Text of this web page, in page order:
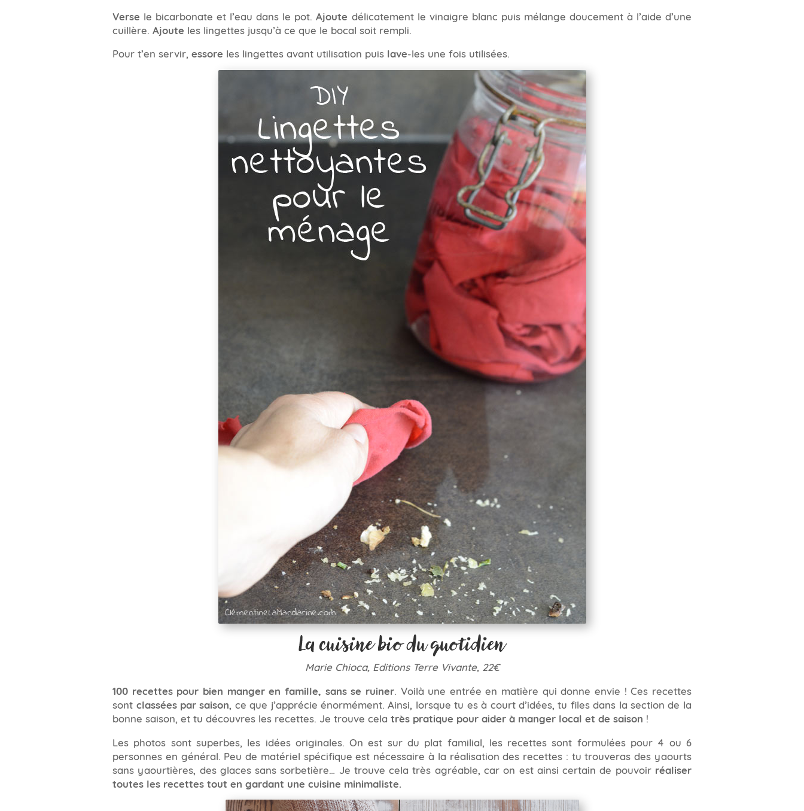
Verse le bicarbonate et l’eau dans le pot.Ajoute délicatement le vinaigre blanc puis mélange doucement à l’aide d’une
cuillère.Ajoute les lingettes jusqu’à ce que le bocal soit rempli.
Pour t’en servir,essore les lingettes avant utilisation puis lave-les une fois utilisées.
La cuisine bio du quotidien
Marie Chioca, Editions Terre Vivante, 22€
100 recettes pour bien manger en famille, sans se ruiner. Voilà une entrée en matière qui donne envie ! Ces recettes
sont classées par saison , ce que j’apprécie énormément. Ainsi, lorsque tu es à court d’idées, tu files dans la section de la
bonne saison, et tu découvres les recettes. Je trouve cela très pratique pour aider à manger local et de saison !
Les photos sont superbes, les idées originales. On est sur du plat familial, les recettes sont formulées pour 4 ou 6
personnes en général. Peu de matériel spécifique est nécessaire à la réalisation des recettes : tu trouveras des yaourts
sans yaourtières, des glaces sans sorbetière… Je trouve cela très agréable, car on est ainsi certain de pouvoir réaliser
toutes les recettes tout en gardant une cuisine minimaliste.